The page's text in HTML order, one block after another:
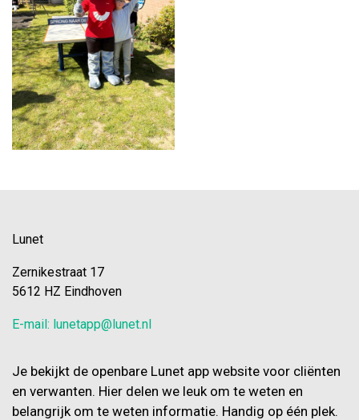
Lunet
Zernikestraat 17
5612 HZ Eindhoven
E-mail: lunetapp@lunet.nl
Je bekijkt de openbare Lunet app website voor cliënten
en verwanten. Hier delen we leuk om te weten en
belangrijk om te weten informatie. Handig op één plek.